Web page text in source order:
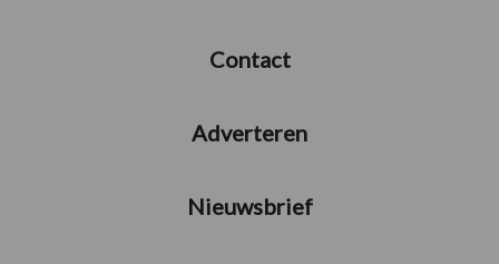
Contact
Adverteren
Nieuwsbrief